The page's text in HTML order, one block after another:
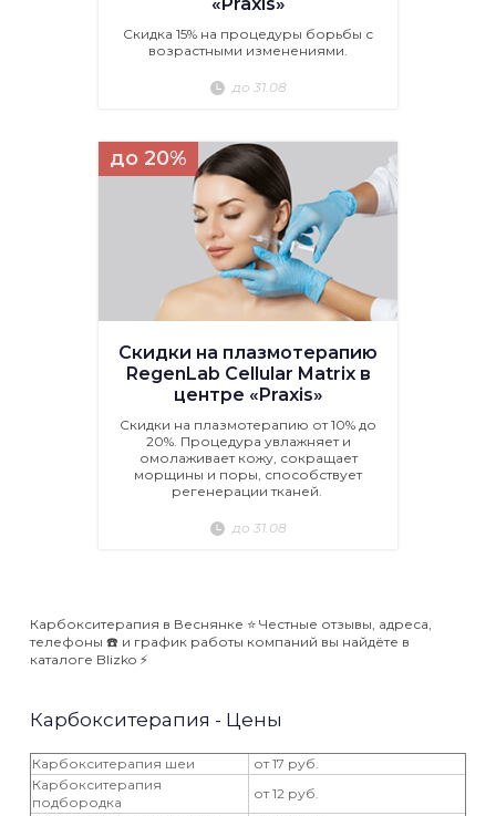
«Praxis»
Скидка 15% на процедуры борьбы с
возрастными изменениями.
до 31.08
до 20%
Скидки на плазмотерапию
RegenLab Cellular Matrix в
центре «Praxis»
Скидки на плазмотерапию от 10% до
20%. Процедура увлажняет и
омолаживает кожу, сокращает
морщины и поры, способствует
регенерации тканей.
до 31.08
Карбокситерапия в Веснянке ⭐️ Честные отзывы, адреса,
телефоны ☎️ и график работы компаний вы найдёте в
каталоге Blizko ⚡️
Карбокситерапия - Цены
Карбокситерапия шеи
от 17 руб.
Карбокситерапия
подбородка
от 12 руб.